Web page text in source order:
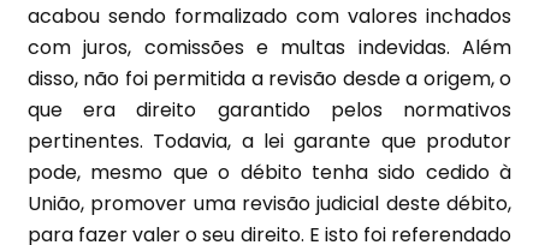
acabou sendo formalizado com valores inchados
com juros, comissões e multas indevidas. Além
disso, não foi permitida a revisão desde a origem, o
que era direito garantido pelos normativos
pertinentes. Todavia, a lei garante que produtor
pode, mesmo que o débito tenha sido cedido à
União, promover uma revisão judicial deste débito,
para fazer valer o seu direito. E isto foi referendado